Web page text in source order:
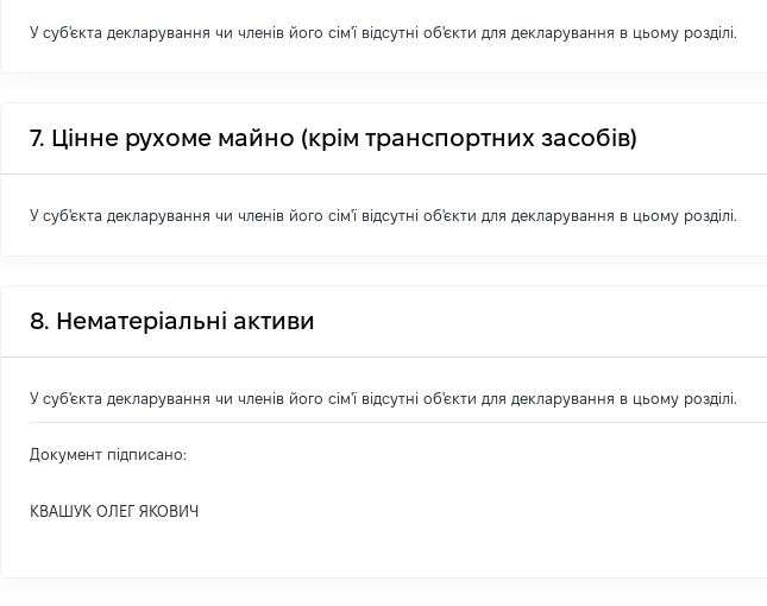
У суб'єкта декларування чи членів його сім'ї відсутні об'єкти для декларування в цьому розділі.
7. Цінне рухоме майно (крім транспортних засобів)
У суб'єкта декларування чи членів його сім'ї відсутні об'єкти для декларування в цьому розділі.
8. Нематеріальні активи
У суб'єкта декларування чи членів його сім'ї відсутні об'єкти для декларування в цьому розділі.
Документ підписано:
КВАШУК ОЛЕГ ЯКОВИЧ